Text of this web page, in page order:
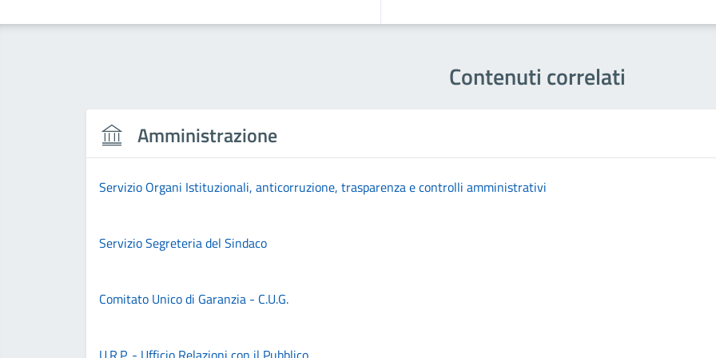
Contenuti correlati
Amministrazione
Servizio Organi Istituzionali, anticorruzione, trasparenza e controlli amministrativi
Servizio Segreteria del Sindaco
Comitato Unico di Garanzia - C.U.G.